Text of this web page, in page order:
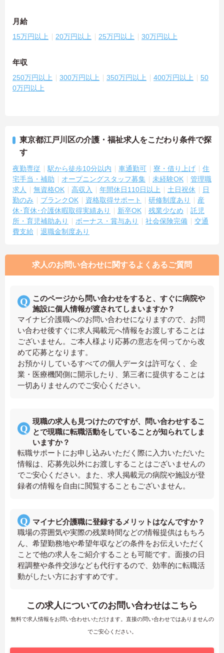
月給
15万円以上 20万円以上 25万円以上 30万円以上
年収
250万円以上 300万円以上 350万円以上 400万円以上
50
0万円以上
東京都江戸川区の介護・福祉求人をこだわり条件で探
す
夜勤専従 駅から徒歩10分以内 車通勤可 寮・借り上げ
住
宅手当・補助
オープニングスタッフ募集 未経験OK
管理職
求人
無資格OK 高収入 年間休日110日以上 土日祝休
日
勤のみ
ブランクOK 資格取得サポート 研修制度あり
産
休･育休･介護休暇取得実績あり
新卒OK 残業少なめ
託児
所・育児補助あり
ボーナス・賞与あり 社会保険完備
交通
費支給
退職金制度あり
求人のお問い合わせに関するよくあるご質問
このページから問い合わせをすると、すぐに病院や
施設に個人情報が渡されてしまいますか？
マイナビ介護職へのお問い合わせになりますので、お問
い合わせ後すぐに求人掲載元へ情報をお渡しすることは
ございません。ご本人様より応募の意志を伺ってから改
めて応募となります。
お預かりしているすべての個人データは許可なく、企
業・医療機関側に開示したり、第三者に提供することは
一切ありませんのでご安心ください。
現職の求人も見つけたのですが、問い合わせするこ
とで現職に転職活動をしていることが知られてしま
いますか？
転職サポートにお申し込みいただく際に入力いただいた
情報は、応募先以外にお渡しすることはございませんの
でご安心ください。また、求人掲載元の病院や施設が登
録者の情報を自由に閲覧することもございません。
マイナビ介護職に登録するメリットはなんですか？
職場の雰囲気や実際の残業時間などの情報提供はもちろ
ん、希望勤務地や希望年収などの条件をお伝えいただく
ことで他の求人をご紹介することも可能です。面接の日
程調整や条件交渉なども代行するので、効率的に転職活
動がしたい方におすすめです。
この求人についてのお問い合わせはこちら
無料で求人情報をお問い合わせいただけます。直接の問い合わせではありませんの
でご安心ください。